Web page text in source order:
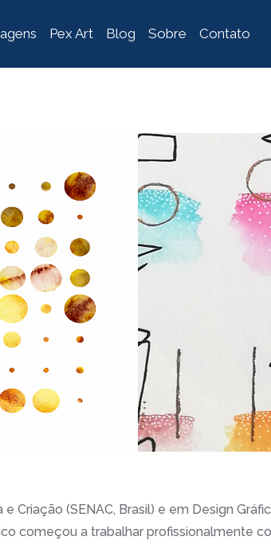
Pex Art Blog Sobre Contato
Criação (SENAC, Brasil) e em Design
começou a trabalhar profissionalmente